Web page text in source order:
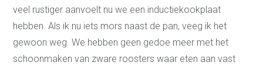
veel rustiger aanvoelt nu we een inductiekookplaat
hebben. Als ik nu iets mors naast de pan, veeg ik het
gewoon weg. We hebben geen gedoe meer met het
schoonmaken van zware roosters waar eten aan vast